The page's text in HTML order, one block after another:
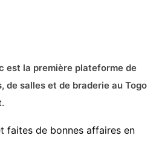
est la première plateforme de
de salles et de braderie au Togo
faites de bonnes affaires en